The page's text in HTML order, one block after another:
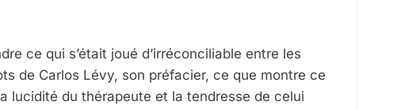
ce qui s’était joué d’irréconciliable entre les
de Carlos Lévy, son préfacier, ce que montre ce
lucidité du thérapeute et la tendresse de celui